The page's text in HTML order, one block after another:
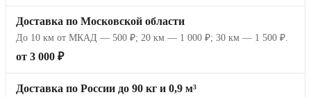
Доставка по Московской области
До 10 км от МКАД — 500 ₽; 20 км — 1 000 ₽; 30 км — 1 500 ₽.
от 3 000 ₽
Доставка по России до 90 кг и 0,9 м³